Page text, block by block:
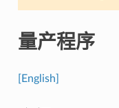
量产程序
[English]